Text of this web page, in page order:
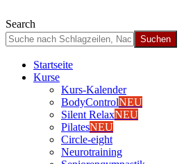
Search
Start­sei­te
Kur­se
Kurs-Kalen­­der
Body­Con­trolNEU
Silent RelaxNEU
Pila­tesNEU
Cir­cle-eight
Neu­ro­trai­ning